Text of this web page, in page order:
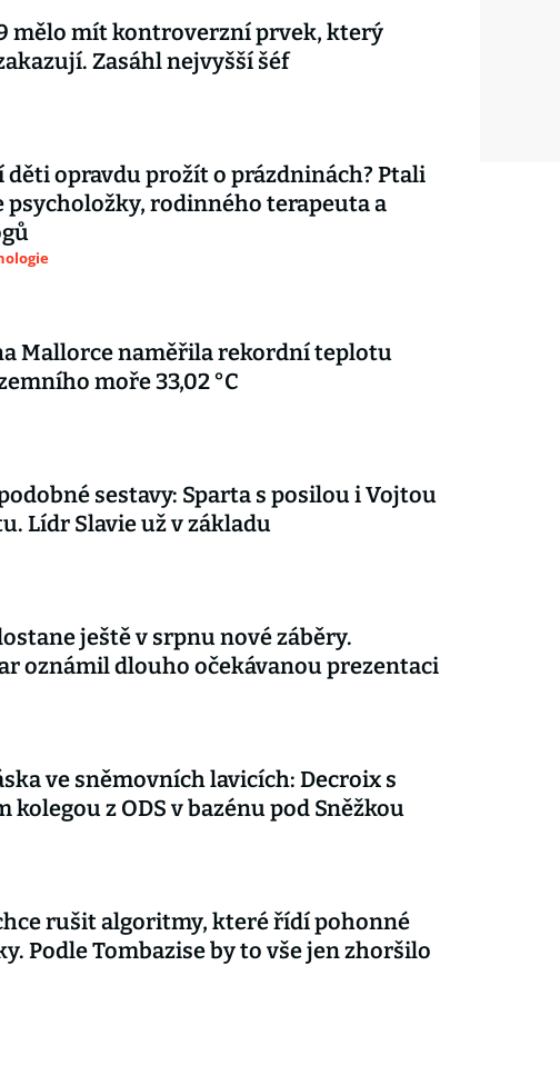
mělo mít kontroverzní prvek, který
Zasáhl nejvyšší šéf
děti opravdu prožít o prázdninách? Ptali
psycholožky, rodinného terapeuta a
Mallorce naměřila rekordní teplotu
moře 33,02 °C
sestavy: Sparta s posilou i Vojtou
Lídr Slavie už v základu
ještě v srpnu nové záběry.
oznámil dlouho očekávanou prezentaci
ve sněmovních lavicích: Decroix s
kolegou z ODS v bazénu pod Sněžkou
rušit algoritmy, které řídí pohonné
Podle Tombazise by to vše jen zhoršilo